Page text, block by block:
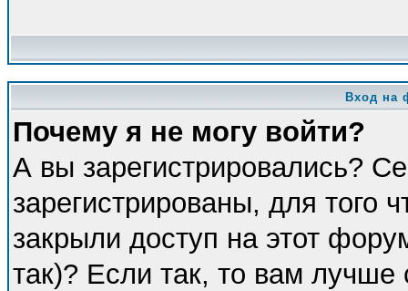
Вход на
Почему я не могу войти?
А вы зарегистрировались?
зарегистрированы, для того
закрыли доступ на этот
так)? Если так, то вам лучше